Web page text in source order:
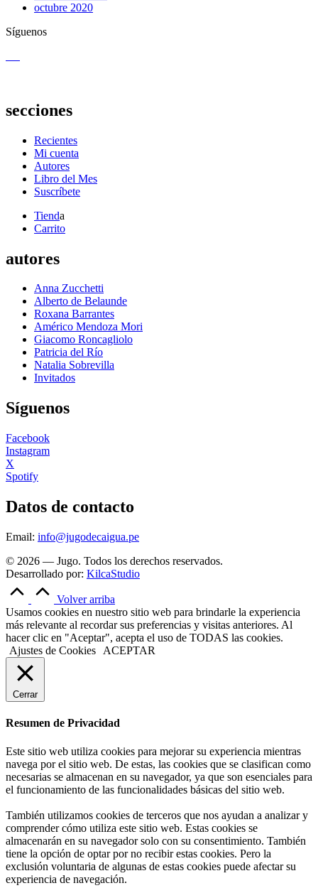
octubre 2020
Síguenos
secciones
Recientes
Mi cuenta
Autores
Libro del Mes
Suscríbete
Tienda
Carrito
autores
Anna Zucchetti
Alberto de Belaunde
Roxana Barrantes
Américo Mendoza Mori
Giacomo Roncagliolo
Patricia del Río
Natalia Sobrevilla
Invitados
Síguenos
Facebook
Instagram
X
Spotify
Datos de contacto
Email: info@jugodecaigua.pe
© 2026 — Jugo. Todos los derechos reservados.
Desarrollado por: KilcaStudio
Volver arriba
Usamos cookies en nuestro sitio web para brindarle la experiencia
más relevante al recordar sus preferencias y visitas anteriores. Al
hacer clic en "Aceptar", acepta el uso de TODAS las cookies.
Ajustes de Cookies
ACEPTAR
Cerrar
Resumen de Privacidad
Este sitio web utiliza cookies para mejorar su experiencia mientras
navega por el sitio web. De estas, las cookies que se clasifican como
necesarias se almacenan en su navegador, ya que son esenciales para
el funcionamiento de las funcionalidades básicas del sitio web.
También utilizamos cookies de terceros que nos ayudan a analizar y
comprender cómo utiliza este sitio web. Estas cookies se
almacenarán en su navegador solo con su consentimiento. También
tiene la opción de optar por no recibir estas cookies. Pero la
exclusión voluntaria de algunas de estas cookies puede afectar su
experiencia de navegación.